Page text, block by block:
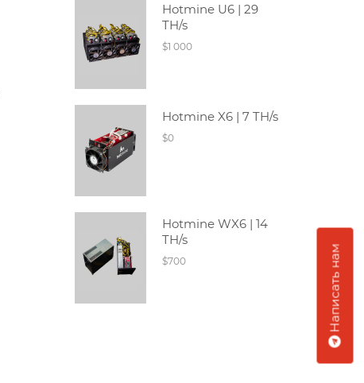
Hotmine U6 | 29
TH/s
$1 000
Hotmine X6 | 7 TH/s
$0
Hotmine WX6 | 14
TH/s
$700 Написать нам